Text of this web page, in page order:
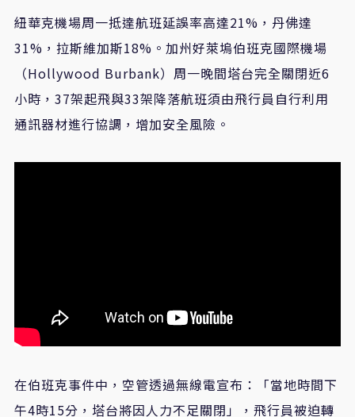
紐華克機場周一抵達航班延誤率高達21%，丹佛達
31%，拉斯維加斯18%。加州好萊塢伯班克國際機場
（Hollywood Burbank）周一晚間塔台完全關閉近6
小時，37架起飛與33架降落航班須由飛行員自行利用
通訊器材進行協調，增加安全風險。
在伯班克事件中，空管透過無線電宣布：「當地時間下
午4時15分，塔台將因人力不足關閉」，飛行員被迫轉